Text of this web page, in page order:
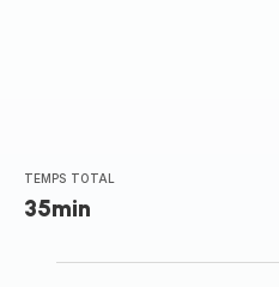
TEMPS TOTAL
35min